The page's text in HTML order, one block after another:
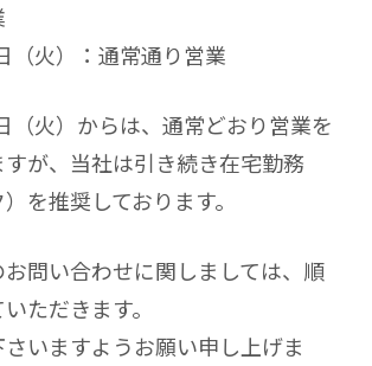
（火）：通常通り営業
（火）からは、通常どおり営業を
が、当社は引き続き在宅勤務
）を推奨しております。
問い合わせに関しましては、順
ただきます。
いますようお願い申し上げま